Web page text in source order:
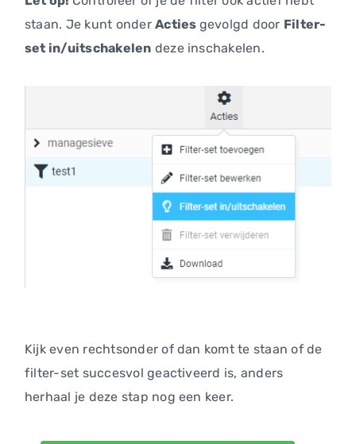
staan. Je kunt onderActies gevolgd door Filter-
set in/uitschakelen deze inschakelen.
Kijk even rechtsonder of dan komt te staan of de
filter-set succesvol geactiveerd is, anders
herhaal je deze stap nog een keer.